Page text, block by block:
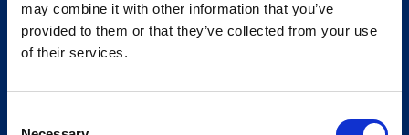
may combine it with other information that you’ve
provided to them or that they’ve collected from your use
of their services.